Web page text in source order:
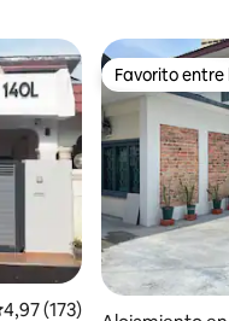
destacados
promedio: 4,97
4,97 (173)
Favorito entre
Favorito entre